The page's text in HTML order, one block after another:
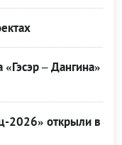
«Гэсэр – Дангина»
2026» открыли в